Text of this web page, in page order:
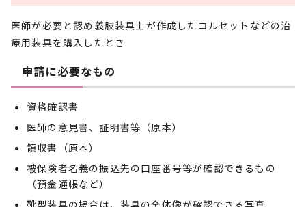
医師が必要と認め義肢装具士が作成したコルセットなどの治
療用装具を購入したとき
申請に必要なもの
資格確認書
医師の意見書、証明書等（原本）
領収書（原本）
被保険者名義の振込先の口座番号等が確認できるもの
（預金通帳など）
靴型装具の場合は、装具の全体像が確認できる写真